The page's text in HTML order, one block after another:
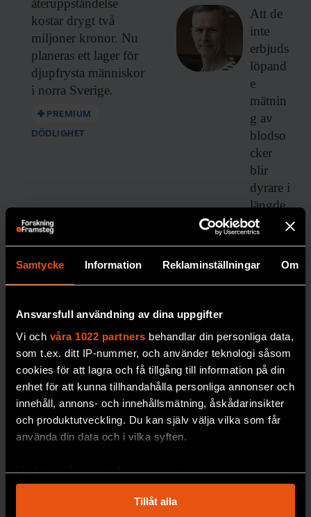
Samtycke Information Reklaminställningar Om
Ansvarsfull användning av dina uppgifter
Vi och våra 1022 partners behandlar din personliga data,
som t.ex. ditt IP-nummer, och använder teknologi såsom
cookies för att lagra och få tillgång till information på din
enhet för att kunna tillhandahålla personliga annonser och
innehåll, annons- och innehållsmätning, åskådarinsikter
och produktutveckling. Du kan själv välja vilka som får
använda din data och i vilka syften.
Med din tillåtelse skulle vi även vilja:
som kan ha en noggrannhet på upp till flera meter
Tillåt alla
Det är därför något som måste kontrolleras
noga.
I samarbete med forskare vid University of
Rochester, USA, har Barbara Canlon
utvecklat ett alternativt sätt att leverera
läkemedel till höselsnäckan från nacken
via hjärnvätskan. Metoden är godkänd i
USA för vissa hjärnsjukdomar. Test på
fungerar för
genterapi
. Enligt Barbara Canlon skulle
det kunna bli ett mindre riskfyllt sätt att nå
in i hörselsnäckan även hos människor.
F&F I DIN MEJLBOX!
Håll dig uppdaterad med
F&F:s nyhetsbrev!
Beställ nyhetsbrev
återuppståndelse
kostar drygt två
miljoner kronor. Nu
planeras ett lager för
djupfrysta människor
i norra Sverige.
PREMIUM
DÖDLIGHET
Att de
inte
erbjuds
löpand
e
mätnin
g av
blodso
cker
blir
dyrare i
längde
n,
S
Robert: